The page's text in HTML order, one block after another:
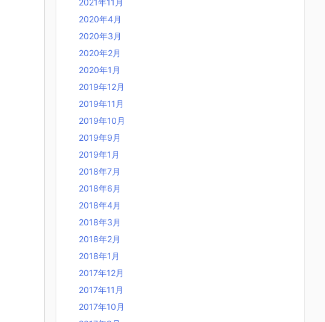
2021年11月
2020年4月
2020年3月
2020年2月
2020年1月
2019年12月
2019年11月
2019年10月
2019年9月
2019年1月
2018年7月
2018年6月
2018年4月
2018年3月
2018年2月
2018年1月
2017年12月
2017年11月
2017年10月